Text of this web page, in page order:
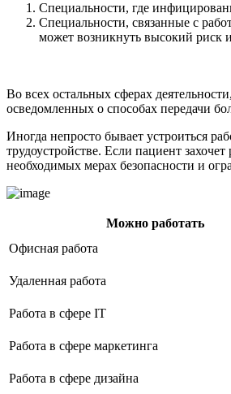
Специальности, где
Специальности, связанные с
может возникнуть высокий риск
Во всех остальных сферах
осведомленных о способах передачи
Иногда непросто бывает устроиться
трудоустройстве. Если пациент
необходимых мерах безопасности и
Можно работать
Офисная работа
Удаленная работа
Работа в сфере IT
Работа в сфере маркетинга
Работа в сфере дизайна